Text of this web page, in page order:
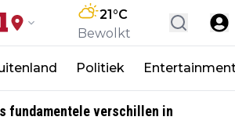
21°C
Bewolkt
Politiek
fundamentele verschillen in